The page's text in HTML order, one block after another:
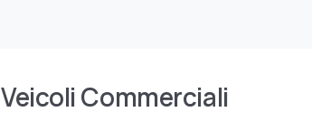
Veicoli Commerciali